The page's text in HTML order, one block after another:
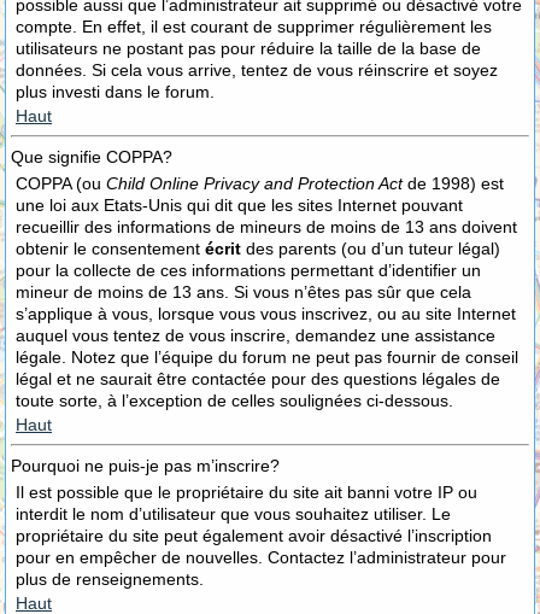
possible aussi que l’administrateur ait supprimé ou désactivé votre
compte. En effet, il est courant de supprimer régulièrement les
utilisateurs ne postant pas pour réduire la taille de la base de
données. Si cela vous arrive, tentez de vous réinscrire et soyez
plus investi dans le forum.
Haut
Que signifie COPPA?
COPPA (ou Child Online Privacy and Protection Actde 1998) est
une loi aux Etats-Unis qui dit que les sites Internet pouvant
recueillir des informations de mineurs de moins de 13 ans doivent
obtenir le consentement écrit des parents (ou d’un tuteur légal)
pour la collecte de ces informations permettant d’identifier un
mineur de moins de 13 ans. Si vous n’êtes pas sûr que cela
s’applique à vous, lorsque vous vous inscrivez, ou au site Internet
auquel vous tentez de vous inscrire, demandez une assistance
légale. Notez que l’équipe du forum ne peut pas fournir de conseil
légal et ne saurait être contactée pour des questions légales de
toute sorte, à l’exception de celles soulignées ci-dessous.
Haut
Pourquoi ne puis-je pas m’inscrire?
Il est possible que le propriétaire du site ait banni votre IP ou
interdit le nom d’utilisateur que vous souhaitez utiliser. Le
propriétaire du site peut également avoir désactivé l’inscription
pour en empêcher de nouvelles. Contactez l’administrateur pour
plus de renseignements.
Haut